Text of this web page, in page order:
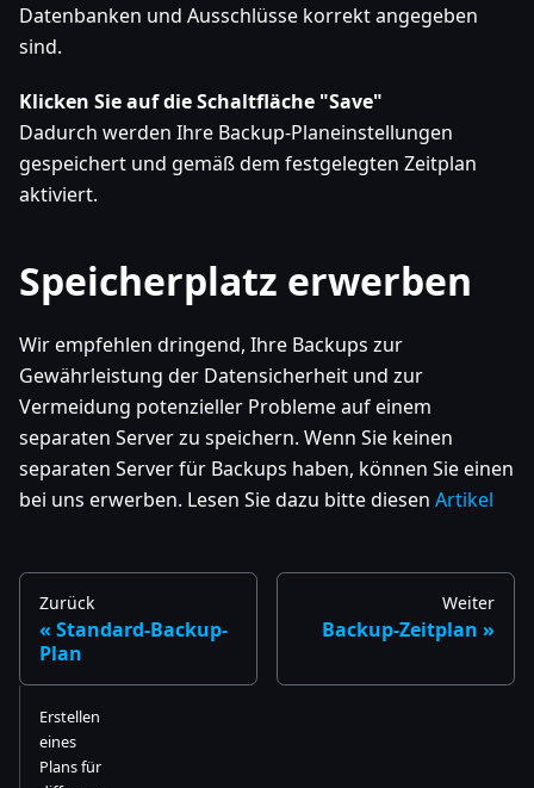
Datenbanken und Ausschlüsse korrekt angegeben
sind.
Klicken Sie auf die Schaltfläche "Save"
Dadurch werden Ihre Backup-Planeinstellungen
gespeichert und gemäß dem festgelegten Zeitplan
aktiviert.
Speicherplatz erwerben
Wir empfehlen dringend, Ihre Backups zur
Gewährleistung der Datensicherheit und zur
Vermeidung potenzieller Probleme auf einem
separaten Server zu speichern. Wenn Sie keinen
separaten Server für Backups haben, können Sie einen
bei uns erwerben. Lesen Sie dazu bitte diesen Artikel
Zurück
Standard-Backup-
Plan
Weiter
Backup-Zeitplan
Erstellen
eines
Plans für